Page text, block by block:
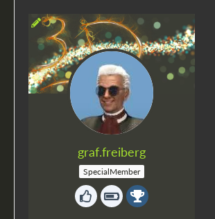
graf.freiberg
SpecialMember